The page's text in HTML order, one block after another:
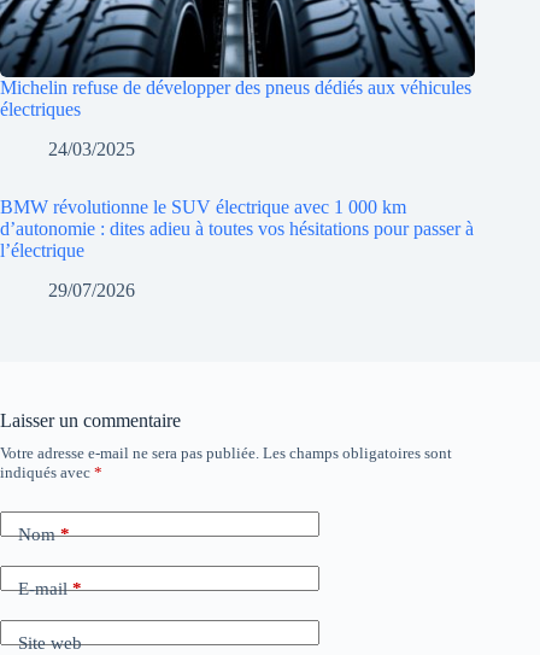
Michelin refuse de développer des pneus dédiés aux véhicules
électriques
24/03/2025
BMW révolutionne le SUV électrique avec 1 000 km
d’autonomie : dites adieu à toutes vos hésitations pour passer à
l’électrique
29/07/2026
Laisser un commentaire
Votre adresse e-mail ne sera pas publiée. Les champs obligatoires sont
indiqués avec *
Nom*
E-mail*
Site web